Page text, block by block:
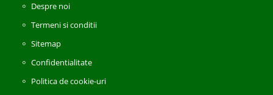
Despre noi
Termeni si conditii
Sitemap
Confidentialitate
Politica de cookie-uri